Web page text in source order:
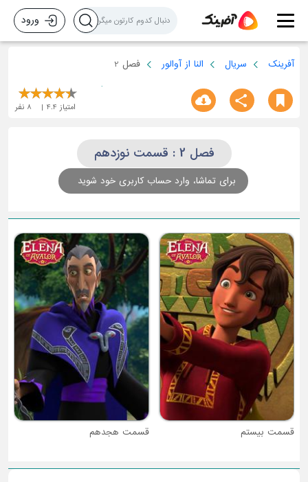
ورود
آفرینک سریال النا از آوالور فصل 2
امتیاز 4.4
8 نفر
فصل 2 : قسمت نوزدهم
برای تماشا، وارد حساب کاربری خود شوید
قسمت هجدهم
قسمت هفدهم